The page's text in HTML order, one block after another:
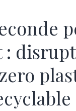
: